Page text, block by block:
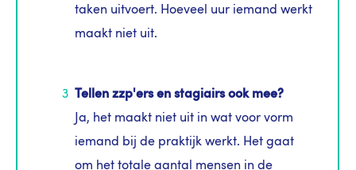
taken uitvoert. Hoeveel uur iemand werkt
maakt niet uit.
Tellen zzp'ers en stagiairs ook mee?
Ja, het maakt niet uit in wat voor vorm
iemand bij de praktijk werkt. Het gaat
om het totale aantal mensen in de